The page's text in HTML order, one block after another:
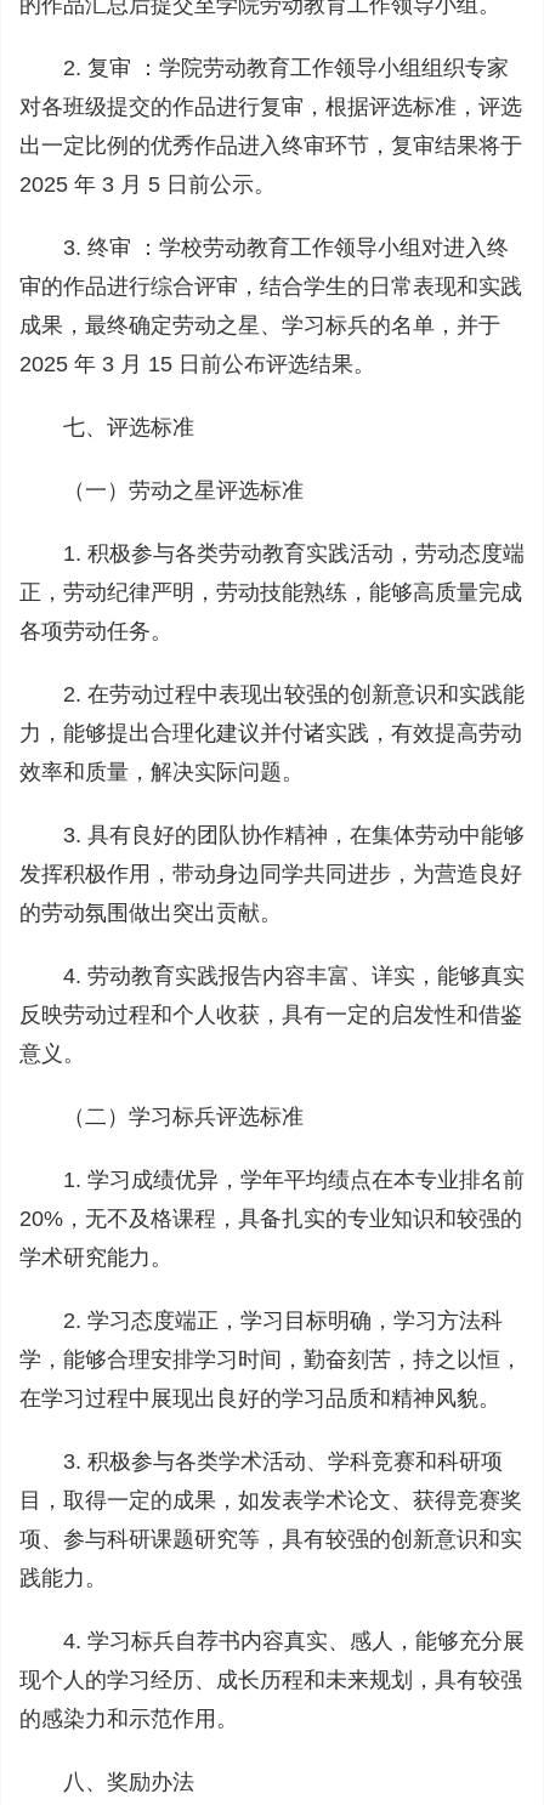
的作品汇总后提交至学院劳动教育工作领导小组。
2. 复审 ：学院劳动教育工作领导小组组织专家
对各班级提交的作品进行复审，根据评选标准，评选
出一定比例的优秀作品进入终审环节，复审结果将于
2025 年 3 月 5 日前公示。
3. 终审 ：学校劳动教育工作领导小组对进入终
审的作品进行综合评审，结合学生的日常表现和实践
成果，最终确定劳动之星、学习标兵的名单，并于
2025 年 3 月 15 日前公布评选结果。
七、评选标准
（一）劳动之星评选标准
1. 积极参与各类劳动教育实践活动，劳动态度端
正，劳动纪律严明，劳动技能熟练，能够高质量完成
各项劳动任务。
2. 在劳动过程中表现出较强的创新意识和实践能
力，能够提出合理化建议并付诸实践，有效提高劳动
效率和质量，解决实际问题。
3. 具有良好的团队协作精神，在集体劳动中能够
发挥积极作用，带动身边同学共同进步，为营造良好
的劳动氛围做出突出贡献。
4. 劳动教育实践报告内容丰富、详实，能够真实
反映劳动过程和个人收获，具有一定的启发性和借鉴
意义。
（二）学习标兵评选标准
1. 学习成绩优异，学年平均绩点在本专业排名前
20%，无不及格课程，具备扎实的专业知识和较强的
学术研究能力。
2. 学习态度端正，学习目标明确，学习方法科
学，能够合理安排学习时间，勤奋刻苦，持之以恒，
在学习过程中展现出良好的学习品质和精神风貌。
3. 积极参与各类学术活动、学科竞赛和科研项
目，取得一定的成果，如发表学术论文、获得竞赛奖
项、参与科研课题研究等，具有较强的创新意识和实
践能力。
4. 学习标兵自荐书内容真实、感人，能够充分展
现个人的学习经历、成长历程和未来规划，具有较强
的感染力和示范作用。
八、奖励办法